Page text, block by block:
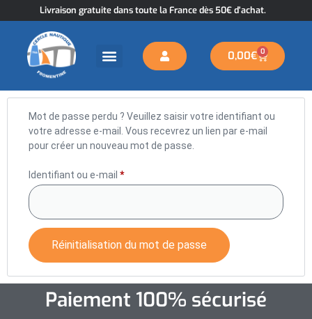
Livraison gratuite dans toute la France dès 50€ d'achat.
0,00€ 0
Mot de passe perdu ? Veuillez saisir votre identifiant ou
votre adresse e-mail. Vous recevrez un lien par e-mail
pour créer un nouveau mot de passe.
Identifiant ou e-mail *
Réinitialisation du mot de passe
Paiement 100% sécurisé